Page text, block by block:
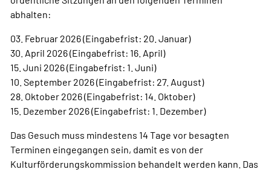
abhalten:
03. Februar 2026 (Eingabefrist: 20. Januar)
30. April 2026 (Eingabefrist: 16. April)
15. Juni 2026 (Eingabefrist: 1. Juni)
10. September 2026 (Eingabefrist: 27. August)
28. Oktober 2026 (Eingabefrist: 14. Oktober)
15. Dezember 2026 (Eingabefrist: 1. Dezember)
Das Gesuch muss mindestens 14 Tage vor besagten
Terminen eingegangen sein, damit es von der
Kulturförderungskommission behandelt werden kann. Das